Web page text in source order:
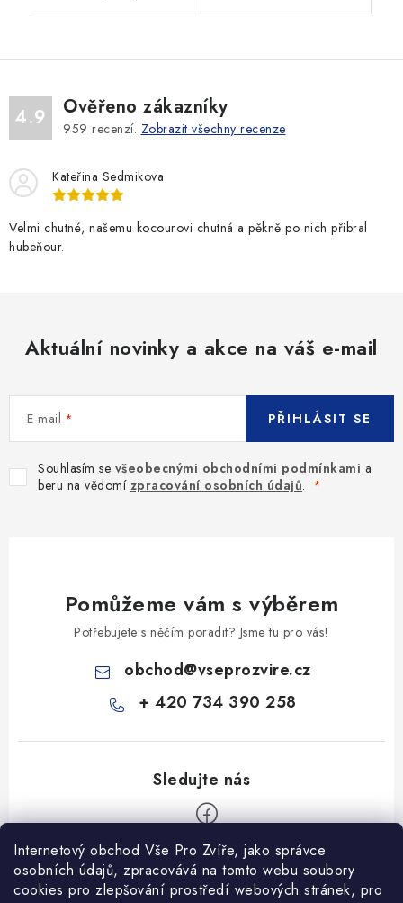
Internetový obchod Vše Pro Zvíře, jako správce
osobních údajů, zpracovává na tomto webu soubory
cookies pro zlepšování prostředí webových stránek, pro
4.9 Ověřeno zákazníky
959 recenzí. Zobrazit všechny recenze
Kateřina Sedmikova
Velmi chutné, našemu kocourovi chutná a pěkně po nich přibral
hubeňour.
Aktuální novinky a akce na váš e-mail
E-mail
Souhlasím se všeobecnými obchodními podmínkami a
beru na vědomí zpracování osobních údajů.
PŘIHLÁSIT SE
Pomůžeme vám s výběrem
Potřebujete s něčím poradit? Jsme tu pro vás!
obchod@vseprozvire.cz
+ 420 734 390 258